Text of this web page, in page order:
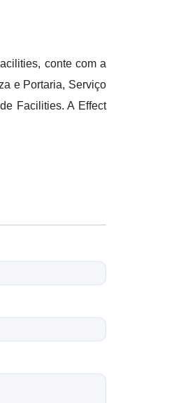
conte com a
e Portaria, Serviço
Facilities. A Effect